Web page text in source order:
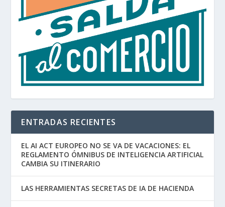
ENTRADAS RECIENTES
EL AI ACT EUROPEO NO SE VA DE VACACIONES: EL
REGLAMENTO ÓMNIBUS DE INTELIGENCIA ARTIFICIAL
CAMBIA SU ITINERARIO
LAS HERRAMIENTAS SECRETAS DE IA DE HACIENDA